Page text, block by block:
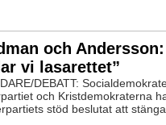
och Andersson:
vi lasarettet”
DEBATT:
och Kristdemokraterna
stöd beslutat att